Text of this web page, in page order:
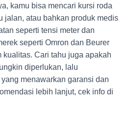
kamu bisa mencari kursi roda
jalan, atau bahkan produk medis
seperti tensi meter dan
seperti Omron dan Beurer
kualitas. Cari tahu juga apakah
diperlukan, lalu
menawarkan garansi dan
lebih lanjut, cek info di